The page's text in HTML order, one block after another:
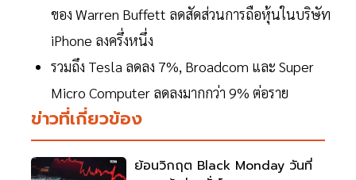
ของ Warren Buffett ลดสัดส่วนการถือหุ้นในบริษัท
iPhone ลงครึ่งหนึ่ง
รวมถึง Tesla ลดลง 7%, Broadcom และ Super
Micro Computer ลดลงมากกว่า 9% ต่อราย
ข่าวที่เกี่ยวข้อง
ย้อนวิกฤต Black Monday วันที่